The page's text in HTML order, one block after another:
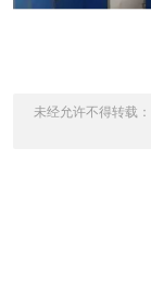
未经允许不得转载：